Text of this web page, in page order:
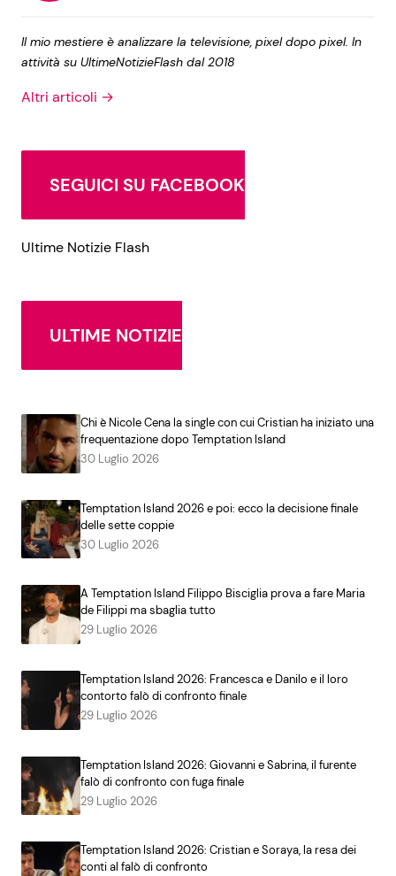
Il mio mestiere è analizzare la televisione, pixel dopo pixel. In
attività su UltimeNotizieFlash dal 2018
Altri articoli →
SEGUICI SU FACEBOOK
Ultime Notizie Flash
ULTIME NOTIZIE
Chi è Nicole Cena la single con cui Cristian ha iniziato una
frequentazione dopo Temptation Island
30 Luglio 2026
Temptation Island 2026 e poi: ecco la decisione finale
delle sette coppie
30 Luglio 2026
A Temptation Island Filippo Bisciglia prova a fare Maria
de Filippi ma sbaglia tutto
29 Luglio 2026
Temptation Island 2026: Francesca e Danilo e il loro
contorto falò di confronto finale
29 Luglio 2026
Temptation Island 2026: Giovanni e Sabrina, il furente
falò di confronto con fuga finale
29 Luglio 2026
Temptation Island 2026: Cristian e Soraya, la resa dei
conti al falò di confronto